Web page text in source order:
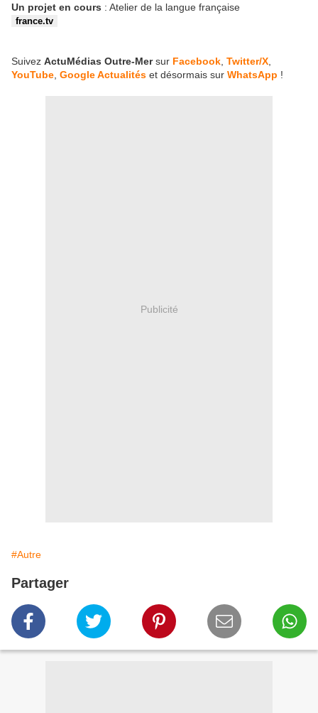
Un projet en cours : Atelier de la langue française
france.tv
Suivez ActuMédias Outre-Mersur Facebook Twitter/X
YouTube Google Actualités et désormais sur WhatsApp !
Publicité
#Autre
Partager